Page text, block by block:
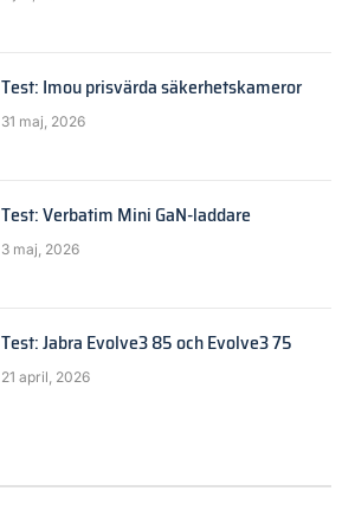
Test: Imou prisvärda säkerhetskameror
31 maj, 2026
Test: Verbatim Mini GaN-laddare
3 maj, 2026
Test: Jabra Evolve3 85 och Evolve3 75
21 april, 2026